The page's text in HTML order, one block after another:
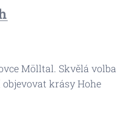
Mölltal. Skvělá volba
krásy Hohe